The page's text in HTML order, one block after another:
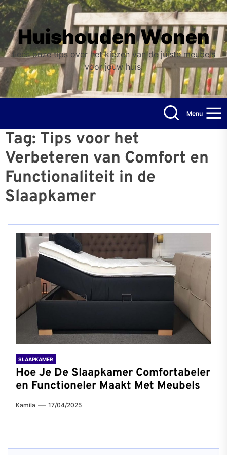
Skip
to
the
contentHuishouden Wonen
Lees onze tips over het kiezen van de juiste meubels
voor jouw huis.
Menu
Tag: Tips voor het
Verbeteren van Comfort en
Functionaliteit in de
Slaapkamer
SLAAPKAMER
Hoe Je De Slaapkamer Comfortabeler
en Functioneler Maakt Met Meubels
Kamila 17/04/2025